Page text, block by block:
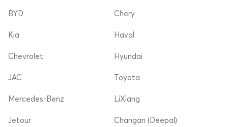
BYD
Kia
Chevrolet
Chery
Haval
Hyundai
JAC
Mercedes-Benz
Jetour
Toyota
LiXiang
Changan (Deepal)